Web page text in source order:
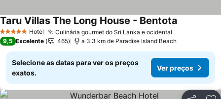
5 Estrelas Hotel Culinária gourmet do Sri Lanka e ocidental
Taru Villas The Long House - Bentota
9,5 Excelente 465 a 3.3 km de Paradise Island Beach
Selecione as datas para ver os preços
exatos.
Ver preços